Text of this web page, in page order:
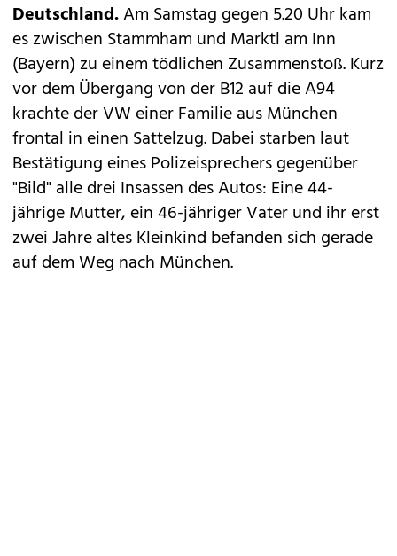
Deutschland.Am Samstag gegen 5.20 Uhr kam
es zwischen Stammham und Marktl am Inn
(Bayern) zu einem tödlichen Zusammenstoß. Kurz
vor dem Übergang von der B12 auf die A94
krachte der VW einer Familie aus München
frontal in einen Sattelzug. Dabei starben laut
Bestätigung eines Polizeisprechers gegenüber
"Bild" alle drei Insassen des Autos: Eine 44-
jährige Mutter, ein 46-jähriger Vater und ihr erst
zwei Jahre altes Kleinkind befanden sich gerade
auf dem Weg nach München.